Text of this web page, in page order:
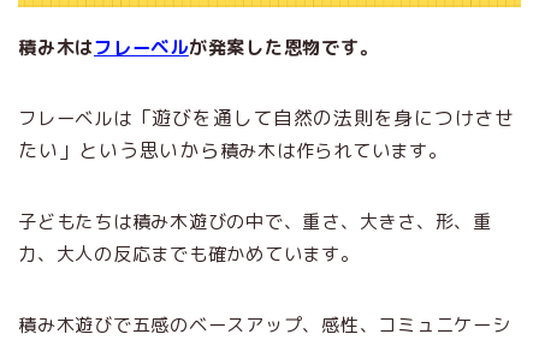
積み木はフレーベルが発案した恩物です。
フレーベルは 「遊びを通して自然の法則を身につけさせ
たい」という思いから積み木は作られています。
子どもたちは積み木遊びの中で、重さ、大きさ、形、重
力、大人の反応までも確かめています。
積み木遊びで五感のベースアップ、感性、コミュニケーシ
はじめての方へ
おもちゃで知育